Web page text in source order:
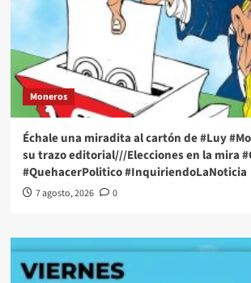
Moneros
Échale una miradita al cartón de #Luy
su trazo editorial///Elecciones en la mira
#QuehacerPolitico #InquiriendoLaNoticia
7 agosto, 2026 0